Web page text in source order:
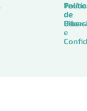
de
Uso
de
de
e